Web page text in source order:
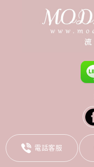
電話客服